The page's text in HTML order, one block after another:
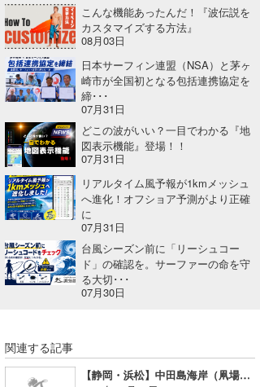
こんな機能あったんだ！『波伝説を
カスタマイズする方法』
08月03日
日本サーフィン連盟（NSA）と茅ヶ
崎市が全国初となる包括連携協定を
締･･･
07月31日
どこの波がいい？一目でわかる『地
図表示機能』登場！！
07月31日
リアルタイム風予報が1kmメッシュ
へ進化！オフショア予測がより正確
に
07月31日
台風シーズン前に「リーシュコー
ド」の確認を。サーファーの命を守
る大切･･･
07月30日
関連する記事
【静岡・浜松】中田島海岸（凧場）ポイント波情報について
大野”MAR”修聖
喜納海人
H
KID
KOBU
MIN
mitz
OYZ
S.K
Soulman
waka☆=
YUKI☆